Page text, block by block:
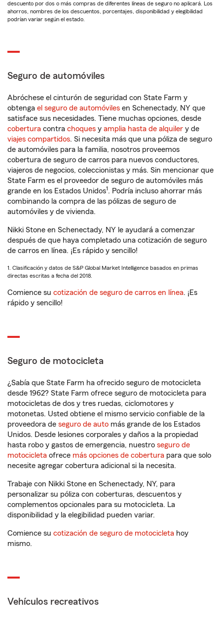
descuento por dos o más compras de diferentes líneas de seguro no aplicará. Los
ahorros, nombres de los descuentos, porcentajes, disponibilidad y elegibilidad
podrían variar según el estado.
Seguro de automóviles
Abróchese el cinturón de seguridad con State Farm y
obtenga el seguro de automóviles en Schenectady, NY que
satisface sus necesidades. Tiene muchas opciones, desde
cobertura contra choques y amplia hasta de alquiler y de
viajes compartidos. Si necesita más que una póliza de seguro
de automóviles para la familia, nosotros proveemos
cobertura de seguro de carros para nuevos conductores,
viajeros de negocios, coleccionistas y más. Sin mencionar que
State Farm es el proveedor de seguro de automóviles más
grande en los Estados Unidos1. Podría incluso ahorrar más
combinando la compra de las pólizas de seguro de
automóviles y de vivienda.
Nikki Stone en Schenectady, NY le ayudará a comenzar
después de que haya completado una cotización de seguro
de carros en línea. ¡Es rápido y sencillo!
1. Clasificación y datos de S&P Global Market Intelligence basados en primas
directas escritas a fecha del 2018.
Comience su cotización de seguro de carros en línea. ¡Es
rápido y sencillo!
Seguro de motocicleta
¿Sabía que State Farm ha ofrecido seguro de motocicleta
desde 1962? State Farm ofrece seguro de motocicleta para
motocicletas de dos y tres ruedas, ciclomotores y
motonetas. Usted obtiene el mismo servicio confiable de la
proveedora de seguro de auto más grande de los Estados
Unidos. Desde lesiones corporales y daños a la propiedad
hasta robo y gastos de emergencia, nuestro seguro de
motocicleta ofrece más opciones de cobertura para que solo
necesite agregar cobertura adicional si la necesita.
Trabaje con Nikki Stone en Schenectady, NY, para
personalizar su póliza con coberturas, descuentos y
complementos opcionales para su motocicleta. La
disponibilidad y la elegibilidad pueden variar.
Comience su cotización de seguro de motocicleta hoy
mismo.
Vehículos recreativos